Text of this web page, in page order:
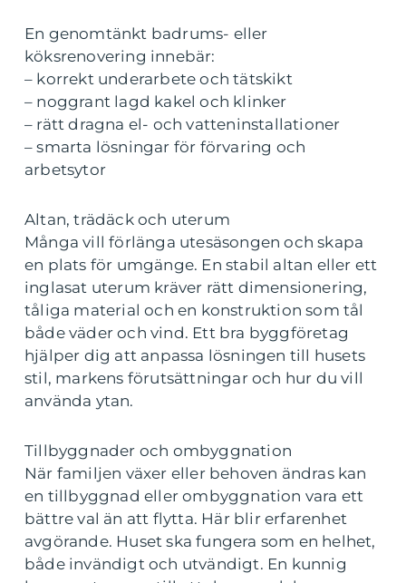
En genomtänkt badrums- eller
köksrenovering innebär:
– korrekt underarbete och tätskikt
– noggrant lagd kakel och klinker
– rätt dragna el- och vatteninstallationer
– smarta lösningar för förvaring och
arbetsytor
Altan, trädäck och uterum
Många vill förlänga utesäsongen och skapa
en plats för umgänge. En stabil altan eller ett
inglasat uterum kräver rätt dimensionering,
tåliga material och en konstruktion som tål
både väder och vind. Ett bra byggföretag
hjälper dig att anpassa lösningen till husets
stil, markens förutsättningar och hur du vill
använda ytan.
Tillbyggnader och ombyggnation
När familjen växer eller behoven ändras kan
en tillbyggnad eller ombyggnation vara ett
bättre val än att flytta. Här blir erfarenhet
avgörande. Huset ska fungera som en helhet,
både invändigt och utvändigt. En kunnig